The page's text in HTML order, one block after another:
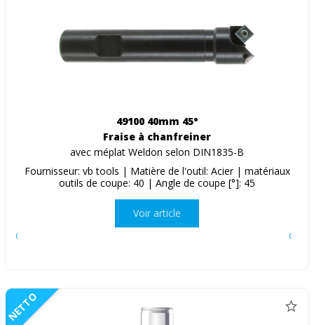
49100 40mm 45°
Fraise à chanfreiner
avec méplat Weldon selon DIN1835-B
Fournisseur: vb tools | Matière de l'outil: Acier | matériaux
outils de coupe: 40 | Angle de coupe [°]: 45
Voir article
NETTO